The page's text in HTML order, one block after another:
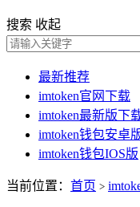
搜索 收起
最新推荐
imtoken官网下载
imtoken最新版下
imtoken钱包安卓
imtoken钱包IOS版
当前位置： 首页 >